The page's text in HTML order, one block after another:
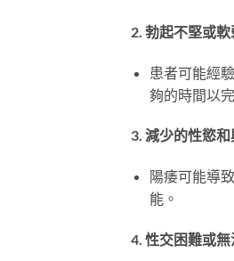
2. 勃起不堅或軟
患者可能經
夠的時間以
3. 減少的性慾和
陽痿可能導
能。
4. 性交困難或無